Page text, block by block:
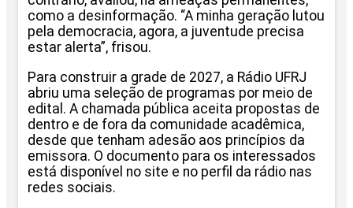
como a desinformação. “A minha geração lutou
pela democracia, agora, a juventude precisa
estar alerta”, frisou.
Para construir a grade de 2027, a Rádio UFRJ
abriu uma seleção de programas por meio de
edital. A chamada pública aceita propostas de
dentro e de fora da comunidade acadêmica,
desde que tenham adesão aos princípios da
emissora. O documento para os interessados
está disponível no site e no perfil da rádio nas
redes sociais.